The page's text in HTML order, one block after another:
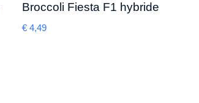
Broccoli Fiesta F1 hybride
€ 4,49